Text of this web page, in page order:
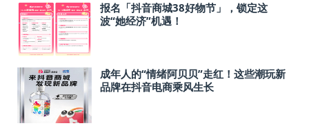
报名「抖音商城38好物节」，锁定这
波“她经济”机遇！
成年人的“情绪阿贝贝”走红！这些潮玩新
品牌在抖音电商乘风生长